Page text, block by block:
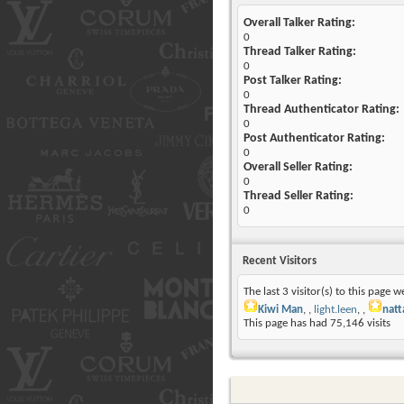
Overall Talker Rating:
0
Thread Talker Rating:
0
Post Talker Rating:
0
Thread Authenticator Rating:
0
Post Authenticator Rating:
0
Overall Seller Rating:
0
Thread Seller Rating:
0
Recent Visitors
The last 3 visitor(s) to this page
Kiwi Man, light.leen,
This page has had 75,146 visits